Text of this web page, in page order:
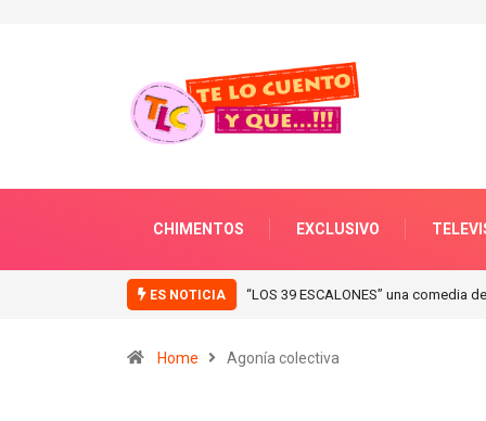
CHIMENTOS EXCLUSIVO
ES NOTICIA “LOS 39 ESCALONES” una comedia
Home Agonía colectiva